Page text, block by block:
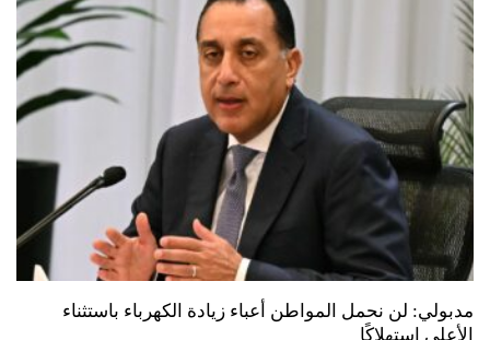
مدبولي: لن نحمل المواطن أعباء زيادة الكهرباء باستثناء
الأعلى استهلاكًا